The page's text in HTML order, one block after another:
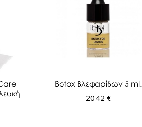
Botox Βλεφαρίδων 5 ml.
20.42 €